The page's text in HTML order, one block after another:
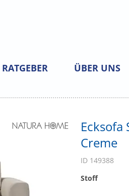
RATGEBER ÜBER UNS
Creme
ID 149388
Stoff